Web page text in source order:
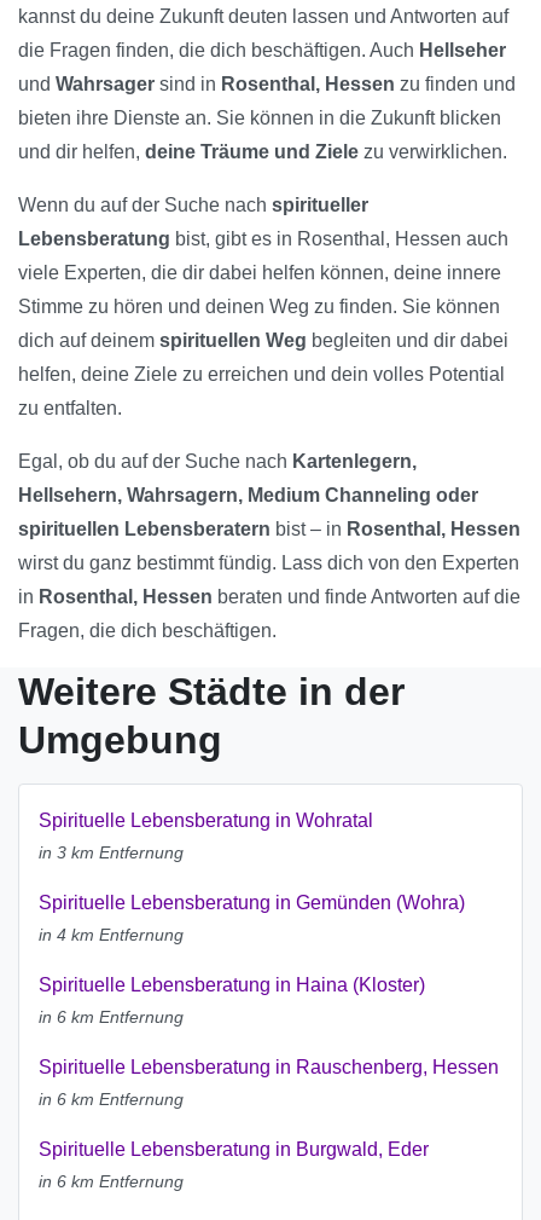
kannst du deine Zukunft deuten lassen und Antworten auf
die Fragen finden, die dich beschäftigen. Auch Hellseher
und Wahrsager sind in Rosenthal, Hessen zu finden und
bieten ihre Dienste an. Sie können in die Zukunft blicken
und dir helfen, deine Träume und Ziele zu verwirklichen.
Wenn du auf der Suche nach spiritueller
Lebensberatung bist, gibt es in Rosenthal, Hessen auch
viele Experten, die dir dabei helfen können, deine innere
Stimme zu hören und deinen Weg zu finden. Sie können
dich auf deinem spirituellen Weg begleiten und dir dabei
helfen, deine Ziele zu erreichen und dein volles Potential
zu entfalten.
Egal, ob du auf der Suche nach Kartenlegern,
Hellsehern, Wahrsagern, Medium Channeling oder
spirituellen Lebensberatern bist – in Rosenthal, Hessen
wirst du ganz bestimmt fündig. Lass dich von den Experten
in Rosenthal, Hessen beraten und finde Antworten auf die
Fragen, die dich beschäftigen.
Weitere Städte in der
Umgebung
Spirituelle Lebensberatung in Wohratal
in 3 km Entfernung
Spirituelle Lebensberatung in Gemünden (Wohra)
in 4 km Entfernung
Spirituelle Lebensberatung in Haina (Kloster)
in 6 km Entfernung
Spirituelle Lebensberatung in Rauschenberg, Hessen
in 6 km Entfernung
Spirituelle Lebensberatung in Burgwald, Eder
in 6 km Entfernung